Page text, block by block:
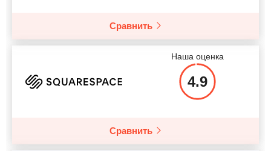
Сравнить
Наша оценка
4.9
Сравнить